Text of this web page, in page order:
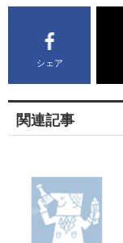
シェア
関連記事